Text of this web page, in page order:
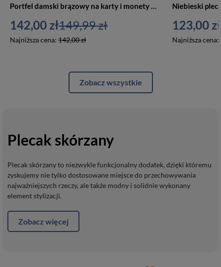
Portfel damski brązowy na karty i monety ze skóry naturalnej - Peterson WD3-VLCN
142,00 zł
Najniższa cena: 142,00 zł
149,99 zł 123,00 zł
Najniższa cena:
Zobacz wszystkie
Plecak skórzany
Plecak skórzany to niezwykle funkcjonalny dodatek, dzięki któremu
zyskujemy nie tylko dostosowane miejsce do przechowywania
najważniejszych rzeczy, ale także modny i solidnie wykonany
element stylizacji.
Zobacz więcej